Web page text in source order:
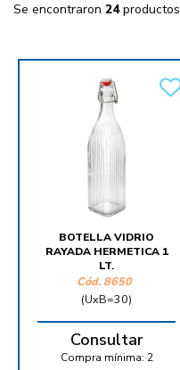
Se encontraron 24productos
BOTELLA VIDRIO
RAYADA HERMETICA 1
LT.
Cód. 8650
(UxB=30)
Consultar
Compra mínima: 2